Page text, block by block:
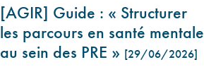
[AGIR] Guide : « Structurer
les parcours en santé mentale
au sein des PRE » [29/06/2026]